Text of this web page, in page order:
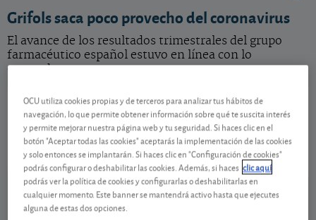
Grifols saca poco provecho del coronavirus
El avance de los resultados trimestrales del grupo
farmacéutico español estuvo en línea con lo
esperado.
Grifols
ES0171996087
07/08/2026 Madrid
10,18 EUR
0,07 EUR (0,69 %)
Ver detalladamente
Contenido reservado a SOCIOS
OCU utiliza cookies propias y de terceros para analizar tus hábitos de
navegación, lo que permite obtener información sobre qué te suscita interés
y permite mejorar nuestra página web y tu seguridad. Si haces clic en el
botón "Aceptar todas las cookies" aceptarás la implementación de las cookies
y solo entonces se implantarán. Si haces clic en "Configuración de cookies"
podrás configurar o deshabilitar las cookies. Además, si haces clic aquí
podrás ver la política de cookies y configurarlas o deshabilitarlas en
cualquier momento. Este banner se mantendrá activo hasta que ejecutes
alguna de estas dos opciones.